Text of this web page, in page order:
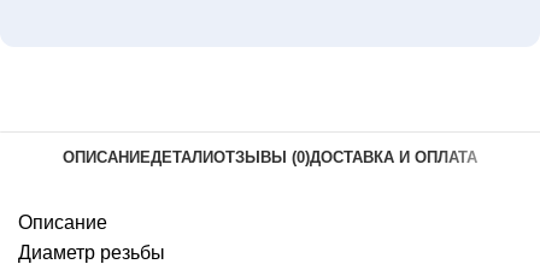
ОПИСАНИЕДЕТАЛИОТЗЫВЫ (0)ДОСТАВКА И ОПЛАТА
Описание
Диаметр резьбы